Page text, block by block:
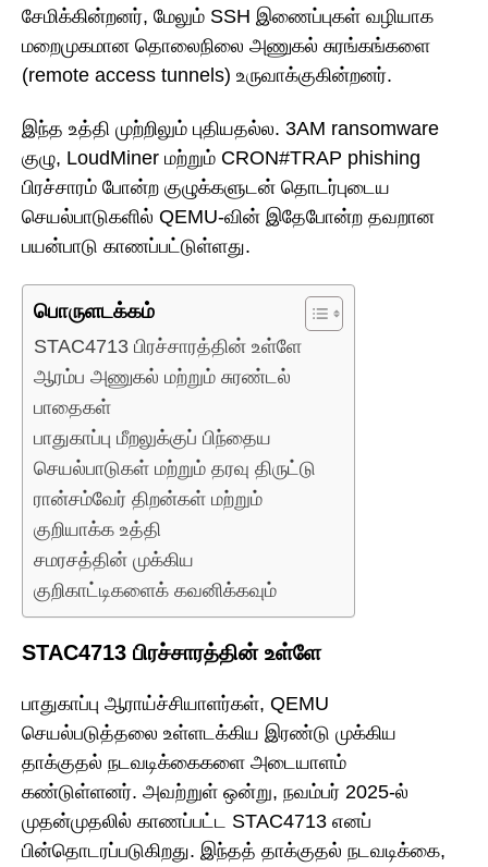
சேமிக்கின்றனர், மேலும் SSH இணைப்புகள் வழியாக
மறைமுகமான தொலைநிலை அணுகல் சுரங்கங்களை
(remote access tunnels) உருவாக்குகின்றனர்.
இந்த உத்தி முற்றிலும் புதியதல்ல. 3AM ransomware
குழு, LoudMiner மற்றும் CRON#TRAP phishing
பிரச்சாரம் போன்ற குழுக்களுடன் தொடர்புடைய
செயல்பாடுகளில் QEMU-வின் இதேபோன்ற தவறான
பயன்பாடு காணப்பட்டுள்ளது.
பொருளடக்கம்
STAC4713 பிரச்சாரத்தின் உள்ளே
ஆரம்ப அணுகல் மற்றும் சுரண்டல்
பாதைகள்
பாதுகாப்பு மீறலுக்குப் பிந்தைய
செயல்பாடுகள் மற்றும் தரவு திருட்டு
ரான்சம்வேர் திறன்கள் மற்றும்
குறியாக்க உத்தி
சமரசத்தின் முக்கிய
குறிகாட்டிகளைக் கவனிக்கவும்
STAC4713 பிரச்சாரத்தின் உள்ளே
பாதுகாப்பு ஆராய்ச்சியாளர்கள், QEMU
செயல்படுத்தலை உள்ளடக்கிய இரண்டு முக்கிய
தாக்குதல் நடவடிக்கைகளை அடையாளம்
கண்டுள்ளனர். அவற்றுள் ஒன்று, நவம்பர் 2025-ல்
முதன்முதலில் காணப்பட்ட STAC4713 எனப்
பின்தொடரப்படுகிறது. இந்தத் தாக்குதல் நடவடிக்கை,